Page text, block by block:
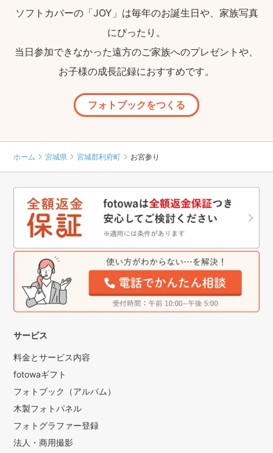
ソフトカバーの「JOY」は毎年のお誕生日や、家族写真
にぴったり。
当日参加できなかった遠方のご家族へのプレゼントや、
お子様の成長記録におすすめです。
フォトブックをつくる
ホーム 宮城県 宮城郡利府町 お宮参り
サービス
料金とサービス内容
fotowaギフト
フォトブック（アルバム）
木製フォトパネル
フォトグラファー登録
法人・商用撮影